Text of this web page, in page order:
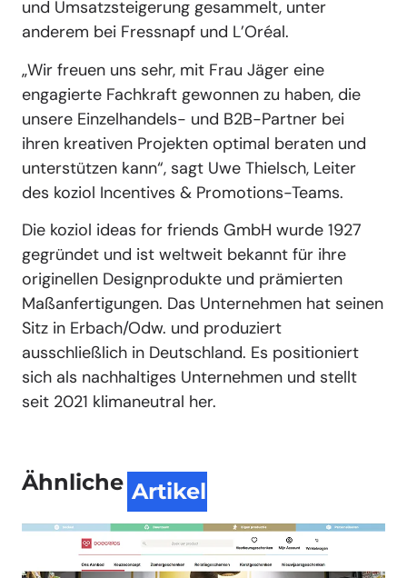
und Umsatzsteigerung gesammelt, unter
anderem bei Fressnapf und L’Oréal.
„Wir freuen uns sehr, mit Frau Jäger eine
engagierte Fachkraft gewonnen zu haben, die
unsere Einzelhandels- und B2B-Partner bei
ihren kreativen Projekten optimal beraten und
unterstützen kann“, sagt Uwe Thielsch, Leiter
des koziol Incentives & Promotions-Teams.
Die koziol ideas for friends GmbH wurde 1927
gegründet und ist weltweit bekannt für ihre
originellen Designprodukte und prämierten
Maßanfertigungen. Das Unternehmen hat seinen
Sitz in Erbach/Odw. und produziert
ausschließlich in Deutschland. Es positioniert
sich als nachhaltiges Unternehmen und stellt
seit 2021 klimaneutral her.
Ähnliche Artikel